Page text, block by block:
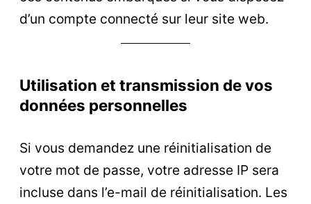
d’un compte connecté sur leur site web.
Utilisation et transmission de vos
données personnelles
Si vous demandez une réinitialisation de
votre mot de passe, votre adresse IP sera
incluse dans l’e-mail de réinitialisation. Les